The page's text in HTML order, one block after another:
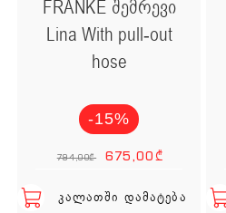
FRANKE შემრევი
Lina With pull-out
hose
-15%
794,00
₾ Original
675,00
₾
ᲙᲐᲚᲐᲗᲨᲘ ᲓᲐᲛᲐᲢᲔᲑᲐ